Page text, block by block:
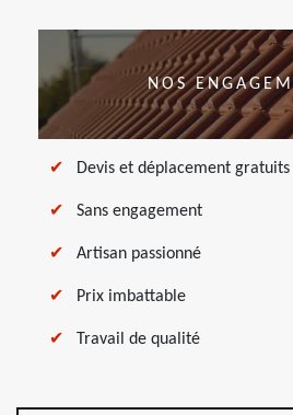
NOS
Devis et déplacement gratuits
Sans engagement
Artisan passionné
Prix imbattable
Travail de qualité